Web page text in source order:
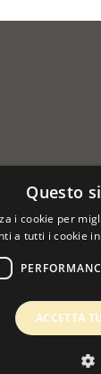
Questo
i cookie per
a tutti i cookie
ACCETTA